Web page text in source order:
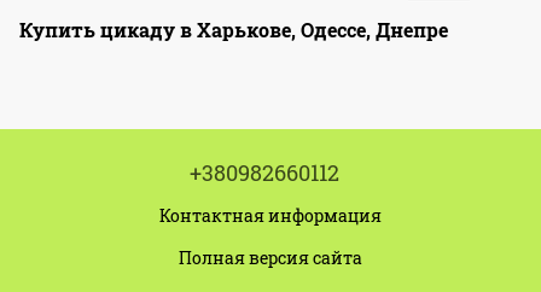
Купить цикаду в Харькове, Одессе, Днепре
+380982660112
Контактная информация
Полная версия сайта